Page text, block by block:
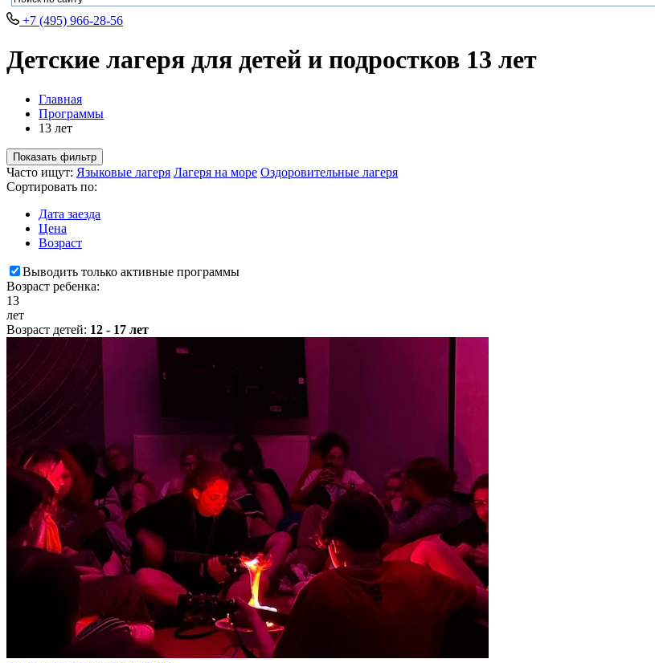
+7 (495) 966-28-56
Детские лагеря для детей и подростков 13 лет
Главная
Программы
13 лет
Показать фильтр
Часто ищут: Языковые лагеря Лагеря на море Оздоровительные лагеря
Сортировать по:
Дата заезда
Цена
Возраст
Выводить только активные программы
Возраст ребенка:
13
лет
Возраст детей: 12 - 17 лет